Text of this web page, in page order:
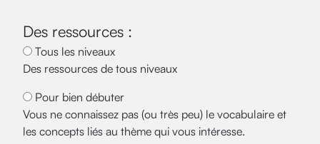
Des ressources :
Tous les niveaux
Des ressources de tous niveaux
Pour bien débuter
Vous ne connaissez pas (ou très peu) le vocabulaire et
les concepts liés au thème qui vous intéresse.